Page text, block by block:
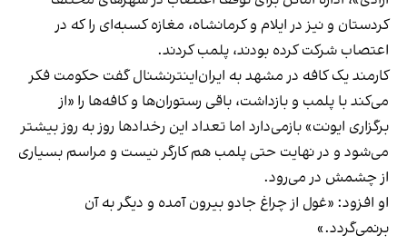
کردستان و نیز در ایلام و کرمانشاه، مغازه کسبه‌ای را که در
اعتصاب شرکت کرده بودند، پلمب کردند.
کارمند یک کافه در مشهد به ایران‌اینترنشنال گفت حکومت فکر
می‌کند با پلمب و بازداشت، باقی رستوران‌ها و کافه‌ها را «از
برگزاری ایونت» بازمی‌دارد اما تعداد این رخدادها روز به روز بیشتر
می‌شود و در نهایت حتی پلمب هم کارگر نیست و مراسم بسیاری
از چشمش در می‌رود.
او افزود: «غول از چراغ جادو بیرون آمده و دیگر به آن
برنمی‎‌گردد.»